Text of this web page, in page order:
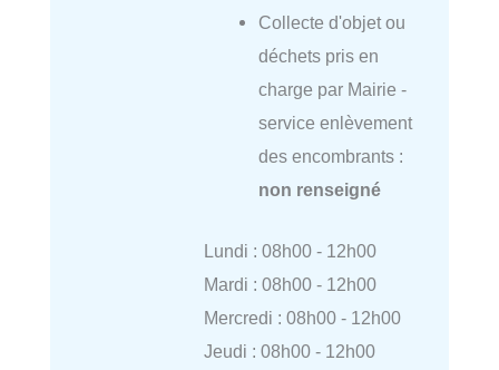
Collecte d'objet ou
déchets pris en
charge par Mairie -
service enlèvement
des encombrants :
non renseigné
Lundi : 08h00 - 12h00
Mardi : 08h00 - 12h00
Mercredi : 08h00 - 12h00
Jeudi : 08h00 - 12h00